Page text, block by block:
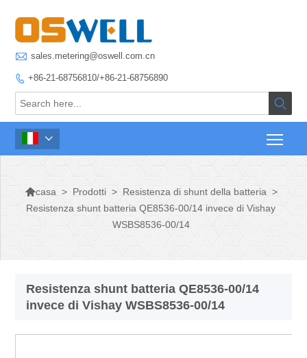
 sales.metering@oswell.com.cn
 +86-21-68756810/+86-21-68756890


casa > Prodotti > Resistenza di shunt della batteria >
Resistenza shunt batteria QE8536-00/14 invece di Vishay
WSBS8536-00/14
Resistenza shunt batteria QE8536-00/14
invece di Vishay WSBS8536-00/14